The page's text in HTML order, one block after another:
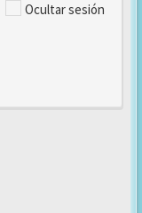
Ocultar sesión